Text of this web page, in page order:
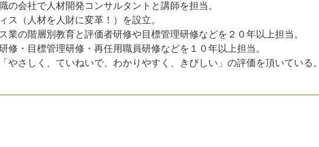
の会社で人材開発コンサルタントと講師を担当。
ス（人材を人財に変革！）を設立。
業の階層別教育と評価者研修や目標管理研修などを２０年以上担当。
修・目標管理研修・再任用職員研修などを１０年以上担当。
やさしく、ていねいで、わかりやすく、きびしい」の評価を頂いている。